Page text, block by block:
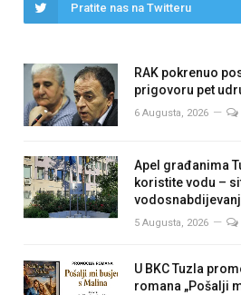
Pratite nas na Twitteru
RAK pokrenuo
prigovoru pet
6 Augusta, 2026
Apel građanima
koristite vodu –
5 Augusta, 2026
U BKC Tuzla
romana „Pošalji